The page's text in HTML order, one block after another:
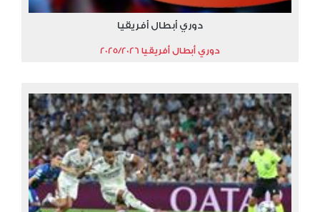
دوري أبطال أفريقيا
دوري أبطال أفريقيا 2025/2026